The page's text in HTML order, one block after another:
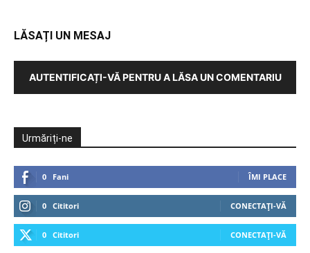
LĂSAȚI UN MESAJ
AUTENTIFICAȚI-VĂ PENTRU A LĂSA UN COMENTARIU
Urmăriți-ne
0 Fani ÎMI PLACE
0 Cititori CONECTAȚI-VĂ
0 Cititori CONECTAȚI-VĂ